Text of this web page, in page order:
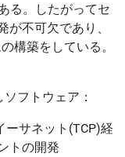
る。したがってセ
が不可欠であり、
構築をしている。
フトウェア：
ーサネット(TCP)経
トの開発